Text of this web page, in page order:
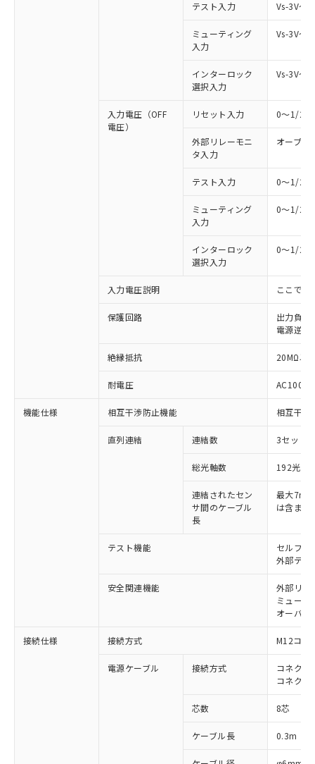
テスト入力 Vs-3V～
ミューティング
入力
Vs-3V～
インターロック
選択入力
Vs-3V～
入力電圧（OFF
電圧）
リセット入力 0～1/
外部リレーモニ
タ入力
オープン
テスト入力 0～1/
ミューティング
入力
0～1/
インターロック
選択入力
0～1/
入力電圧説明 ここでの
保護回路
出力負荷
電源逆接
絶縁抵抗 20MΩ以
耐電圧
機能仕様 相互干渉防止機能 相互干渉
直列連結 連結数 3セット
総光軸数 192光軸
連結されたセン
サ間のケーブル
長
最大7m
は含まな
テスト機能
セルフテ
外部テス
安全関連機能
外部リレ
ミューテ
オーバー
接続仕様 接続方式 M12コネ
電源ケーブル 接続方式
コネクタ
コネクタ
芯数 8芯
ケーブル長 0.3m
以下の条件をお読みいただき、同意のうえ
本サービスは、当社制御機器事業取扱
本サービスの対象外となる商品もある
記載している更新日時点での社内デー
覧された時点での実際の在庫および標
※1 対応状況
非含有に対応した製品が提供可能な商品で
対応予定：EU RoHS指令（10物質）の非含
有に対応した製品に切り替える予定のある
対応予定なし：EU RoHS指令（10物質）の
非含有に非対応の商品で、対応品を出す予
調査・確認中：EU RoHS指令（10物質）の
害物質有無と関係のない商品です。
いたものが、含有品と判明した場合などや
類(PBB) 1000ppm以下、ポリ臭化ジフェニルエーテル類
基準値以下であることを示します。
基準値を超えていることを示します。
*中国RoHS10物質の基準値 (GB/T26572)：
Pb(鉛) :1000ppm、 Hg(水銀) : 1000ppm、 Cd(カドミウ
当社は、これら貴社製品のうち、外国
（以下｢規制貨物等」という）を輸出
国政府の輸出許可(または役務取引許